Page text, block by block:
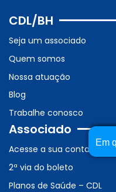
Em
CDL/BH
Seja um associado
Quem somos
Nossa atuação
Blog
Trabalhe conosco
Associado
Acesse a sua conta
2ª via do boleto
Planos de Saúde – CDL